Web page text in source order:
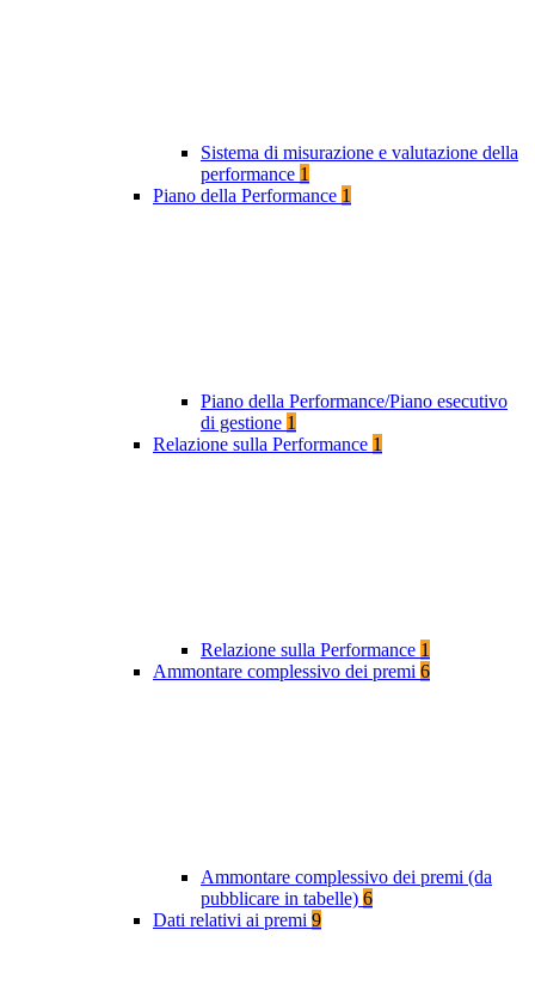
Sistema di misurazione e valutazione della
performance 1
Piano della Performance 1
Piano della Performance/Piano esecutivo
di gestione 1
Relazione sulla Performance 1
Relazione sulla Performance 1
Ammontare complessivo dei premi 6
Ammontare complessivo dei premi (da
pubblicare in tabelle) 6
Dati relativi ai premi 9